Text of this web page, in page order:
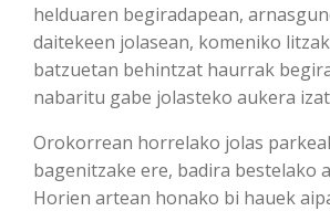
helduaren begiradapean,
daitekeen jolasean, komeniko
batzuetan behintzat haurrak
nabaritu gabe jolasteko aukera
Orokorrean horrelako jolas
bagenitzake ere, badira bestelako
Horien artean honako bi hauek